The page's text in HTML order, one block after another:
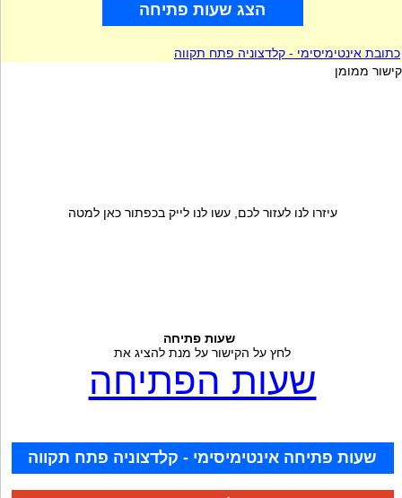
הצג שעות פתיחה
כתובת אינטימיסימי - קלדצוניה פתח תקווה
קישור ממומן
עיזרו לנו לעזור לכם, עשו לנו לייק בכפתור כאן למטה
שעות פתיחה
לחץ על הקישור על מנת להציג את
שעות הפתיחה
שעות פתיחה אינטימיסימי - קלדצוניה פתח תקווה